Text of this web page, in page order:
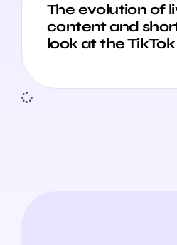
The evolution of
content and
look at the